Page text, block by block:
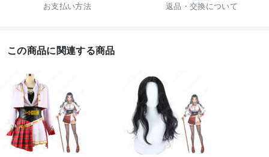
お支払い方法 返品・交換について
この商品に関連する商品